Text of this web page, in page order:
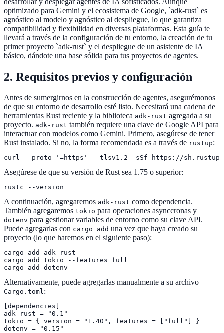
optimizado para Gemini y el ecosistema de Google, `adk-rust` es
agnóstico al modelo y agnóstico al despliegue, lo que garantiza
compatibilidad y flexibilidad en diversas plataformas. Esta guía te
llevará a través de la configuración de tu entorno, la creación de tu
primer proyecto `adk-rust` y el despliegue de un asistente de IA
básico, dándote una base sólida para tus proyectos de agentes.
2. Requisitos previos y configuración
Antes de sumergirnos en la construcción de agentes, asegurémonos
de que su entorno de desarrollo esté listo. Necesitará una cadena de
herramientas Rust reciente y la biblioteca adk-rust agregada a su
proyecto. adk-rust también requiere una clave de Google API para
interactuar con modelos como Gemini. Primero, asegúrese de tener
Rust instalado. Si no, la forma recomendada es a través de rustup:
curl --proto '=https' --tlsv1.2 -sSf https://
Asegúrese de que su versión de Rust sea 1.75 o superior:
rustc --version
A continuación, agregaremos adk-rust como dependencia.
También agregaremos tokio para operaciones asynccronas y
dotenv para gestionar variables de entorno como su clave API.
Puede agregarlas con cargo add una vez que haya creado su
proyecto (lo que haremos en el siguiente paso):
cargo add adk-rust
cargo add tokio --features full
cargo add dotenv
Alternativamente, puede agregarlas manualmente a su archivo
Cargo.toml:
[dependencies]
adk-rust = "0.1"
tokio = { version = "1.40", features = ["full"] }
dotenv = "0.15"